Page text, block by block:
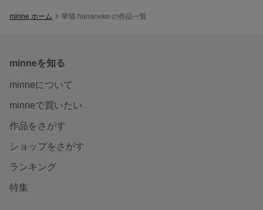
minne ホーム 華猫 hananeko の作品一覧
minneを知る
minneについて
minneで買いたい
作品をさがす
ショップをさがす
ランキング
特集